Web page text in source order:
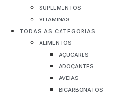
SUPLEMENTOS
VITAMINAS
TODAS AS CATEGORIAS
ALIMENTOS
AÇUCARES
ADOÇANTES
AVEIAS
BICARBONATOS